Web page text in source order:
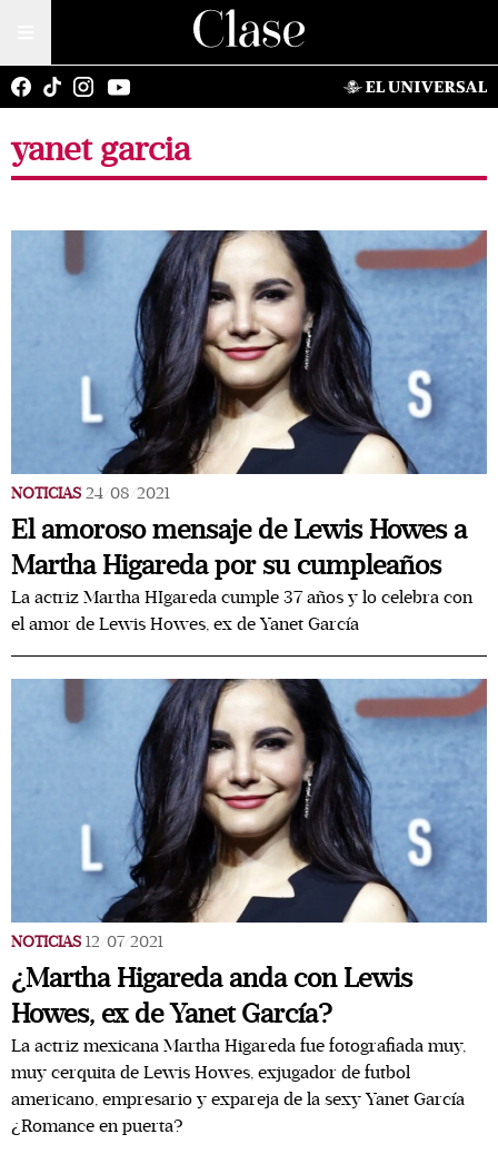
yanet garcia
NOTICIAS 24/08/2021
El amoroso mensaje de Lewis Howes a
Martha Higareda por su cumpleaños
La actriz Martha HIgareda cumple 37 años y lo celebra con
el amor de Lewis Howes, ex de Yanet García
NOTICIAS 12/07/2021
¿Martha Higareda anda con Lewis
Howes, ex de Yanet García?
La actriz mexicana Martha Higareda fue fotografiada muy,
muy cerquita de Lewis Howes, exjugador de futbol
americano, empresario y expareja de la sexy Yanet García
¿Romance en puerta?